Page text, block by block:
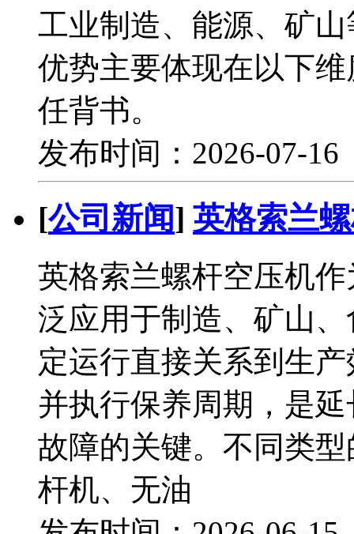
工业制造、能源、矿
优势主要体现在以下
任背书。
发布时间：2026-07-
[公司新闻] 英格索兰
英格索兰螺杆空压机
泛应用于制造、矿山
定运行直接关系到生
并执行保养周期，是
故障的关键。不同类
杆机、无油